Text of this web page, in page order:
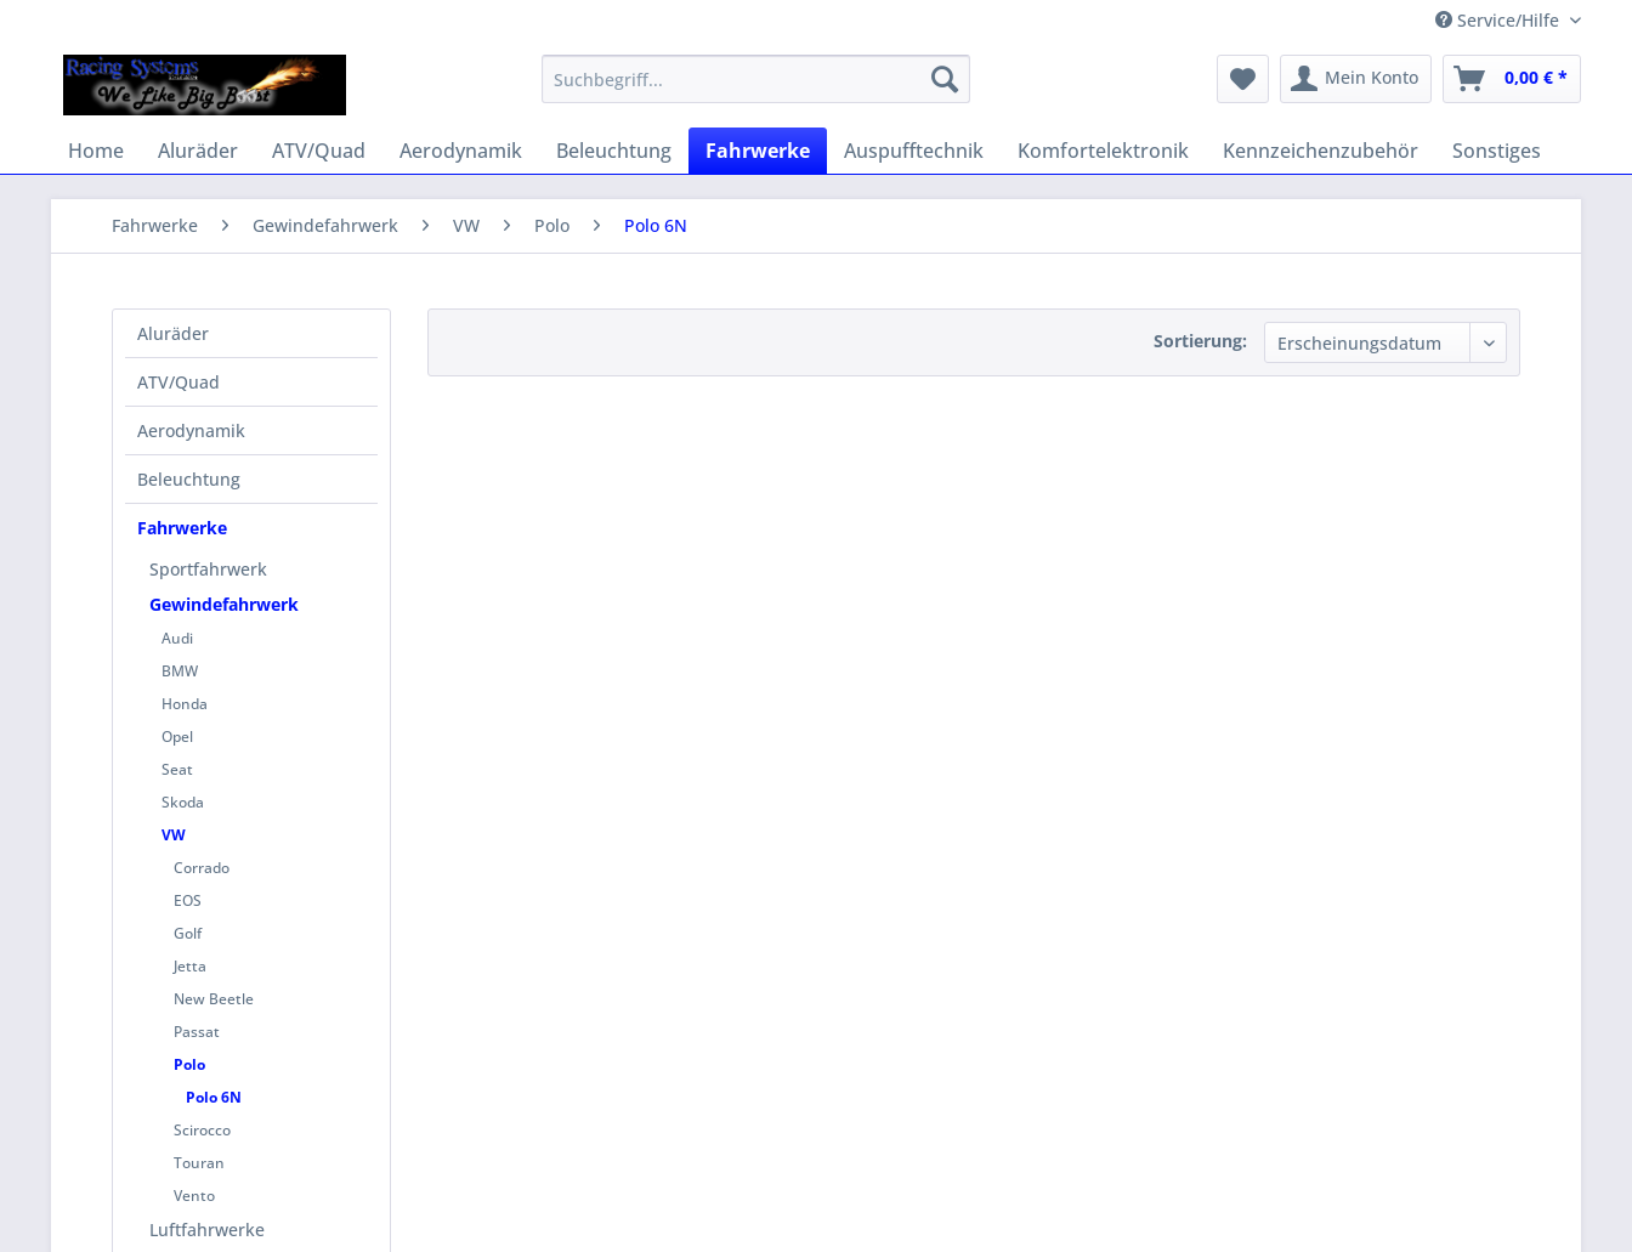
Service/Hilfe
Mein Konto 0,00 € *
Home Aluräder ATV/Quad Aerodynamik Beleuchtung Fahrwerke Auspufftechnik Komfortelektronik Kennzeichenzubehör Sonstiges
Fahrwerke Gewindefahrwerk VW Polo Polo 6N
Aluräder
ATV/Quad
Aerodynamik
Beleuchtung
Fahrwerke
Sportfahrwerk
Gewindefahrwerk
Audi
BMW
Honda
Opel
Seat
Skoda
VW
Corrado
EOS
Golf
Jetta
New Beetle
Passat
Polo
Polo 6N
Scirocco
Touran
Vento
Luftfahrwerke
Sortierung: